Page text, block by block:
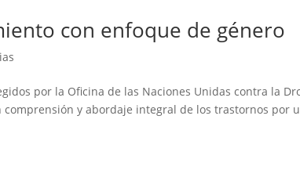
con enfoque de género
por la Oficina de las Naciones Unidas contra la
y abordaje integral de los trastornos por